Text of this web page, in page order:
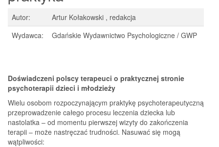
Autor:
Artur Kołakowski , redakcja
Wydawca:
Gdańskie Wydawnictwo Psychologiczne / GWP
Doświadczeni polscy terapeuci o praktycznej stronie
psychoterapii dzieci i młodzieży
Wielu osobom rozpoczynającym praktykę psychoterapeutyczną
przeprowadzenie całego procesu leczenia dziecka lub
nastolatka – od momentu pierwszej wizyty do zakończenia
terapii – może nastręczać trudności. Nasuwać się mogą
wątpliwości: